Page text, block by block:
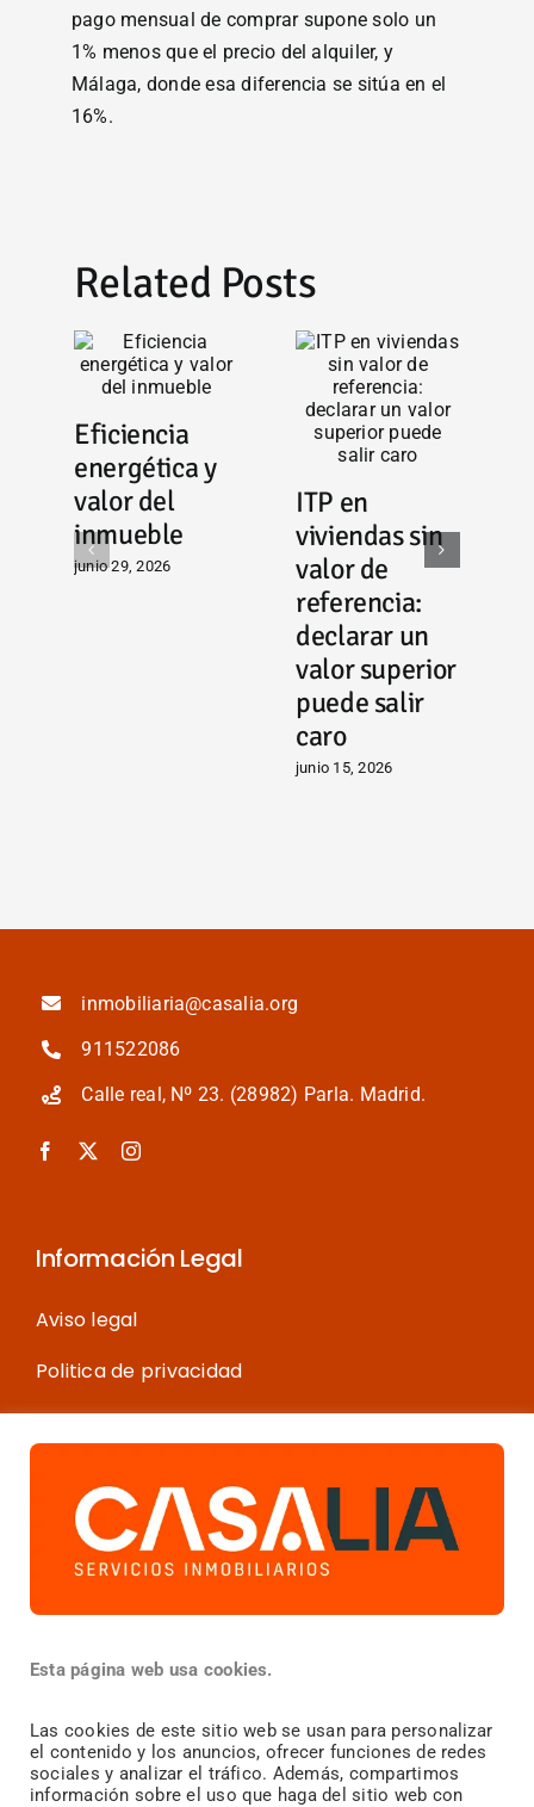
pago mensual de comprar supone solo un
1% menos que el precio del alquiler, y
Málaga, donde esa diferencia se sitúa en el
16%.
Related Posts
Eficiencia
energética y
valor del
inmueble
junio 29, 2026
ITP en
viviendas sin
valor de
referencia:
declarar un
valor superior
puede salir
caro
junio 15, 2026
inmobiliaria@casalia.org
911522086
Calle real, Nº 23. (28982) Parla. Madrid.
Información Legal
Aviso legal
Politica de privacidad
Política de cookies
¿Vendes?
¿Alquilas?
Esta página web usa cookies.
Las cookies de este sitio web se usan para personalizar
el contenido y los anuncios, ofrecer funciones de redes
sociales y analizar el tráfico. Además, compartimos
información sobre el uso que haga del sitio web con